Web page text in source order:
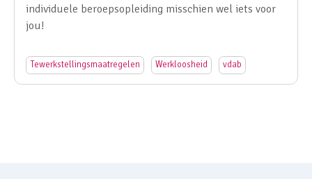
individuele beroepsopleiding misschien wel iets voor
jou!
Tewerkstellingsmaatregelen Werkloosheid vdab